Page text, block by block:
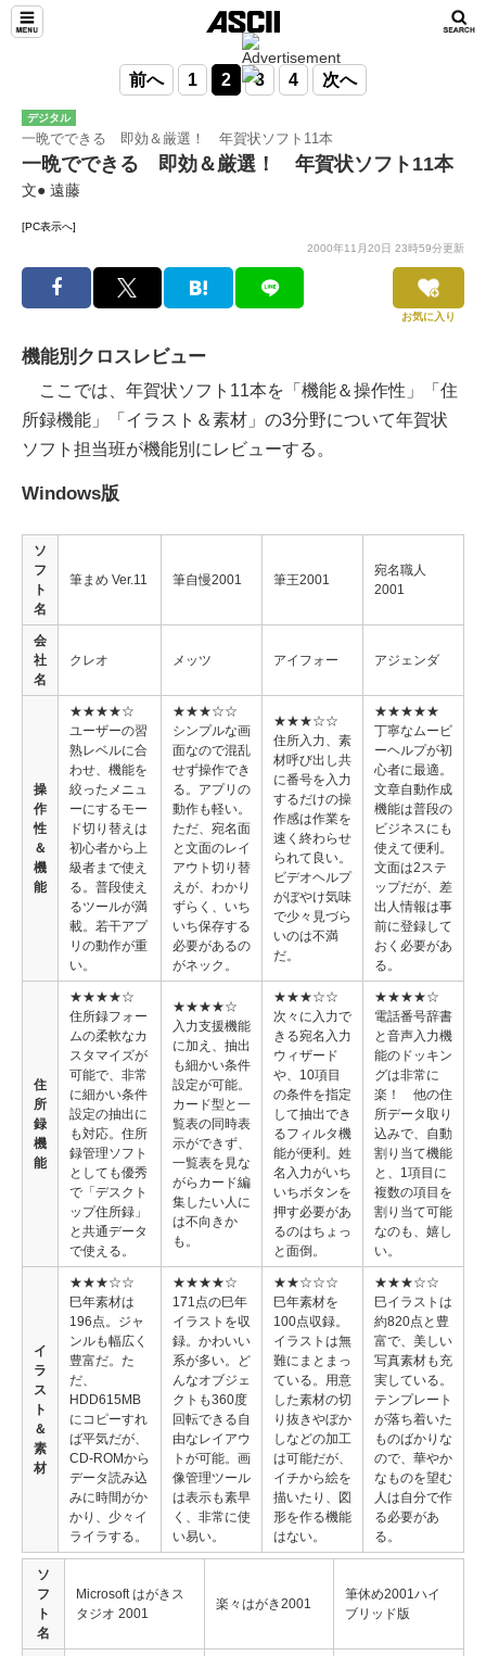
前へ 1 2 3 4 次へ
デジタル
一晩でできる 即効＆厳選！ 年賀状ソフト11本
一晩でできる 即効＆厳選！ 年賀状ソフト11本
文● 遠藤
[PC表示へ]
2000年11月20日 23時59分更新
お気に入り
機能別クロスレビュー
ここでは、年賀状ソフト11本を「機能＆操作性」「住
所録機能」「イラスト＆素材」の3分野について年賀状
ソフト担当班が機能別にレビューする。
Windows版
ソ
フ
ト
名
筆まめ Ver.11 筆自慢2001 筆王2001
宛名職人
2001
会
社
名
クレオ メッツ アイフォー アジェンダ
操
作
性
＆
機
能
★★★★☆
ユーザーの習
熟レベルに合
わせ、機能を
絞ったメニュ
ーにするモー
ド切り替えは
初心者から上
級者まで使え
る。普段使え
るツールが満
載。若干アプ
リの動作が重
い。
★★★☆☆
シンプルな画
面なので混乱
せず操作でき
る。アプリの
動作も軽い。
ただ、宛名面
と文面のレイ
アウト切り替
えが、わかり
ずらく、いち
いち保存する
必要があるの
がネック。
★★★☆☆
住所入力、素
材呼び出し共
に番号を入力
するだけの操
作感は作業を
速く終わらせ
られて良い。
ビデオヘルプ
がぼやけ気味
で少々見づら
いのは不満
だ。
★★★★★
丁寧なムービ
ーヘルプが初
心者に最適。
文章自動作成
機能は普段の
ビジネスにも
使えて便利。
文面は2ステ
ップだが、差
出人情報は事
前に登録して
おく必要があ
る。
住
所
録
機
能
★★★★☆
住所録フォー
ムの柔軟なカ
スタマイズが
可能で、非常
に細かい条件
設定の抽出に
も対応。住所
録管理ソフト
としても優秀
で「デスクト
ップ住所録」
と共通データ
で使える。
★★★★☆
入力支援機能
に加え、抽出
も細かい条件
設定が可能。
カード型と一
覧表の同時表
示ができず、
一覧表を見な
がらカード編
集したい人に
は不向きか
も。
★★★☆☆
次々に入力で
きる宛名入力
ウィザード
や、10項目
の条件を指定
して抽出でき
るフィルタ機
能が便利。姓
名入力がいち
いちボタンを
押す必要があ
るのはちょっ
と面倒。
★★★★☆
電話番号辞書
と音声入力機
能のドッキン
グは非常に
楽！ 他の住
所データ取り
込みで、自動
割り当て機能
と、1項目に
複数の項目を
割り当て可能
なのも、嬉し
い。
イ
ラ
ス
ト
＆
素
材
★★★☆☆
巳年素材は
196点。ジャ
ンルも幅広く
豊富だ。た
だ、
HDD615MB
にコピーすれ
ば平気だが、
CD-ROMから
データ読み込
みに時間がか
かり、少々イ
ライラする。
★★★★☆
171点の巳年
イラストを収
録。かわいい
系が多い。ど
んなオブジェ
クトも360度
回転できる自
由なレイアウ
トが可能。画
像管理ツール
は表示も素早
く、非常に使
い易い。
★★☆☆☆
巳年素材を
100点収録。
イラストは無
難にまとまっ
ている。用意
した素材の切
り抜きやぼか
しなどの加工
は可能だが、
イチから絵を
描いたり、図
形を作る機能
はない。
★★★☆☆
巳イラストは
約820点と豊
富で、美しい
写真素材も充
実している。
テンプレート
が落ち着いた
ものばかりな
ので、華やか
なものを望む
人は自分で作
る必要があ
る。
ソ
フ
ト
名
Microsoft はがきス
タジオ 2001
楽々はがき2001
筆休め2001ハイ
ブリッド版